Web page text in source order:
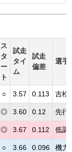
ス
タ
ー
ト
試走
タイ
ム
試走
偏差
選手
○ 3.57 0.113 吉松
◎ 3.60 0.12 先行
◎ 3.67 0.112 低調
○ 3.66 0.096 機力